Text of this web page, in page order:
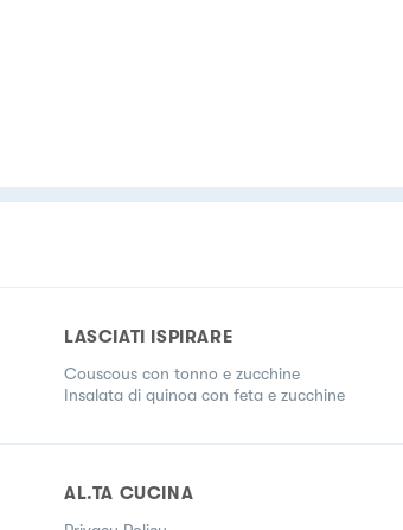
LASCIATI ISPIRARE
Couscous con tonno e zucchine
Insalata di quinoa con feta e zucchine
AL.TA CUCINA